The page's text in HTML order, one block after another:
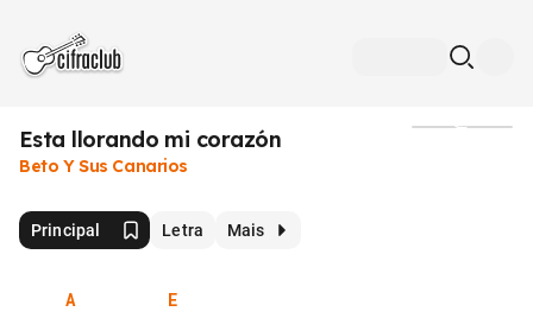
Esta llorando mi corazón
Beto Y Sus Canarios
Principal Letra Mais
A E